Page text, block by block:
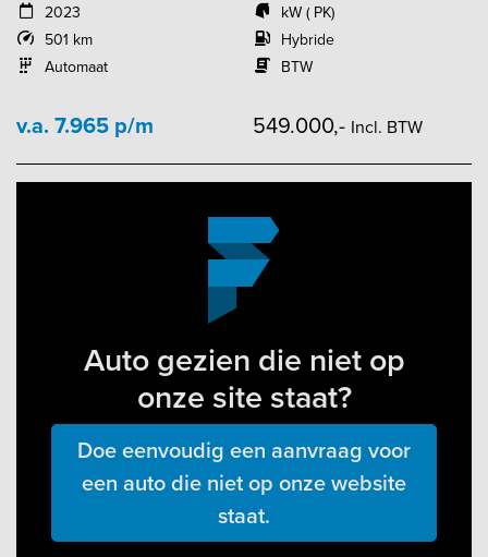
2023
501 km
Automaat
kW ( PK)
Hybride
BTW
v.a. 7.965 p/m 549.000,- Incl. BTW
Auto gezien die niet op
onze site staat?
Doe eenvoudig een aanvraag voor
een auto die niet op onze website
staat.